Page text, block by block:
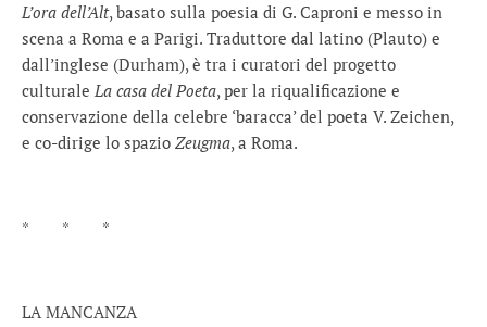
L’ora dell’Alt, basato sulla poesia di G. Caproni e messo in
scena a Roma e a Parigi. Traduttore dal latino (Plauto) e
dall’inglese (Durham), è tra i curatori del progetto
culturale La casa del Poeta, per la riqualificazione e
conservazione della celebre ‘baracca’ del poeta V. Zeichen,
e co-dirige lo spazio Zeugma, a Roma.
* * *
LA MANCANZA